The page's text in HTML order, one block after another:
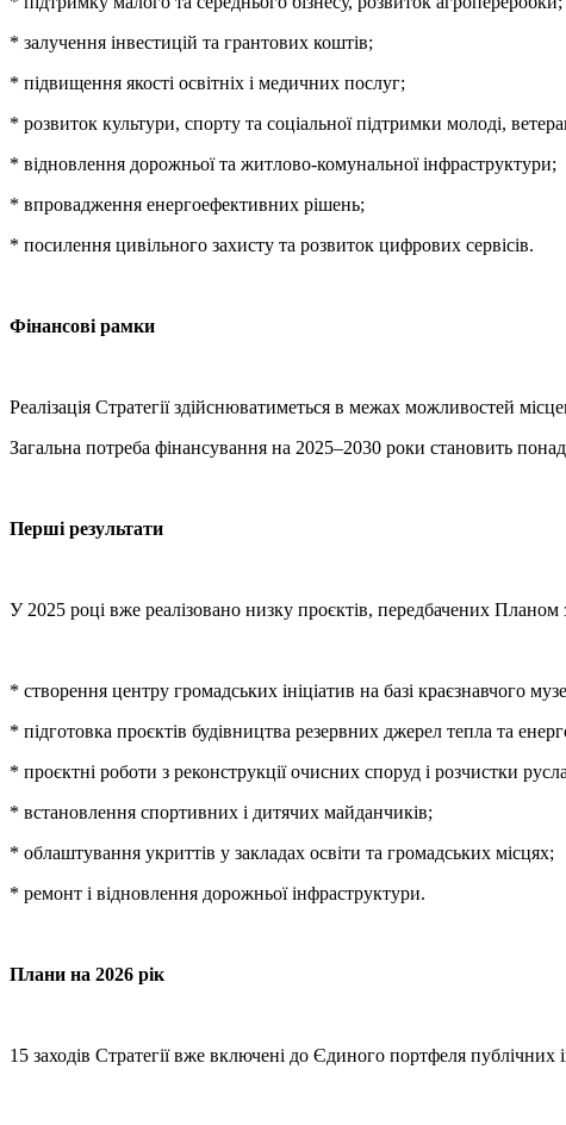
* залучення інвестицій та грантових коштів;
* підвищення якості освітніх і медичних послуг;
* розвиток культури, спорту та соціальної підтримки молоді,
* відновлення дорожньої та житлово-комунальної інфраструктури;
* впровадження енергоефективних рішень;
* посилення цивільного захисту та розвиток цифрових сервісів.
Фінансові рамки
Реалізація Стратегії здійснюватиметься в межах можливостей
Загальна потреба фінансування на 2025–2030 роки становить
Перші результати
У 2025 році вже реалізовано низку проєктів, передбачених Планом
* створення центру громадських ініціатив на базі краєзнавчого
* підготовка проєктів будівництва резервних джерел тепла та
* проєктні роботи з реконструкції очисних споруд і розчистки
* встановлення спортивних і дитячих майданчиків;
* облаштування укриттів у закладах освіти та громадських місцях;
* ремонт і відновлення дорожньої інфраструктури.
Плани на 2026 рік
15 заходів Стратегії вже включені до Єдиного портфеля